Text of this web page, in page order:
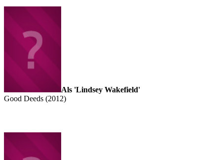
Als 'Lindsey Wakefield'
Good Deeds (2012)